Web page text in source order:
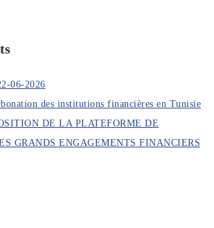
06-2026
des institutions financières en Tunisie
DE LA PLATEFORME DE
GRANDS ENGAGEMENTS FINANCIERS